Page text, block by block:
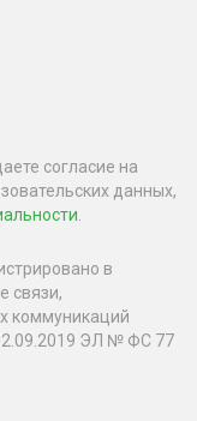
согласие на
данных,
в
связи,
коммуникаций
ЭЛ № ФС 77